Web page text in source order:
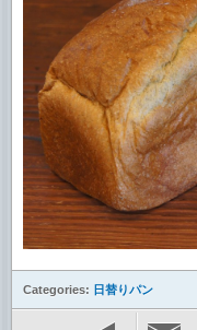
Categories: 日替りパン